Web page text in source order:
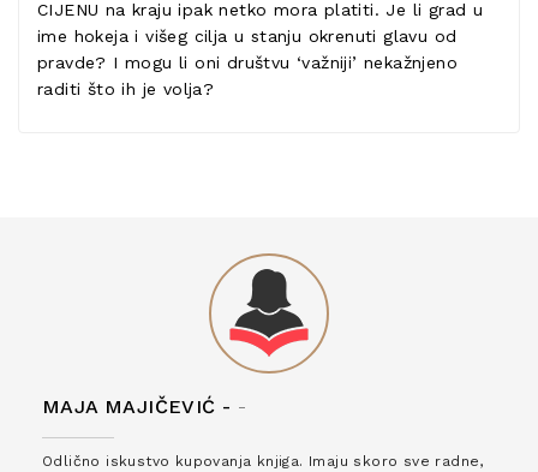
CIJENU na kraju ipak netko mora platiti. Je li grad u
ime hokeja i višeg cilja u stanju okrenuti glavu od
pravde? I mogu li oni društvu ‘važniji’ nekažnjeno
raditi što ih je volja?
MAJA MAJIČEVIĆ - -
Odlično iskustvo kupovanja knjiga. Imaju skoro sve radne,